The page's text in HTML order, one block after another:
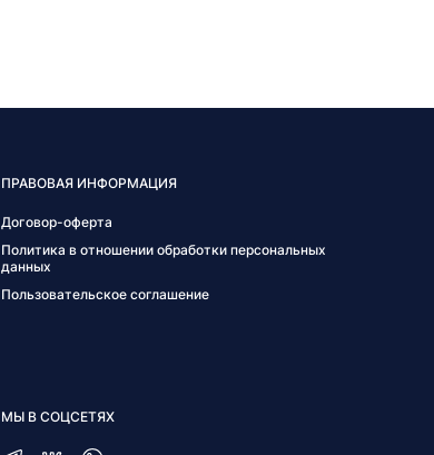
ПРАВОВАЯ ИНФОРМАЦИЯ
Договор-оферта
Политика в отношении обработки персональных
данных
Пользовательское соглашение
МЫ В СОЦСЕТЯХ